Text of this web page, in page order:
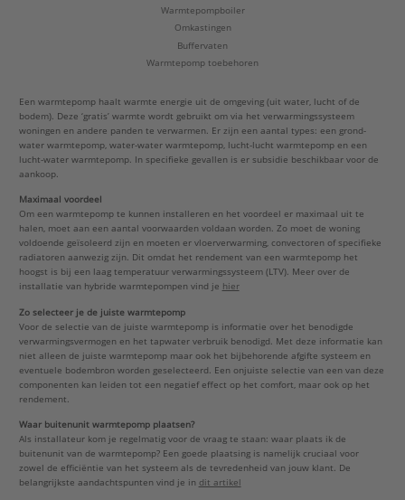
Warmtepompboiler
Omkastingen
Buffervaten
Warmtepomp toebehoren
Een warmtepomp haalt warmte energie uit de omgeving (uit water, lucht of de
bodem). Deze ‘gratis’ warmte wordt gebruikt om via het verwarmingssysteem
woningen en andere panden te verwarmen. Er zijn een aantal types: een grond-
water warmtepomp, water-water warmtepomp, lucht-lucht warmtepomp en een
lucht-water warmtepomp. In specifieke gevallen is er subsidie beschikbaar voor de
aankoop.
Maximaal voordeel
Om een warmtepomp te kunnen installeren en het voordeel er maximaal uit te
halen, moet aan een aantal voorwaarden voldaan worden. Zo moet de woning
voldoende geïsoleerd zijn en moeten er vloerverwarming, convectoren of specifieke
radiatoren aanwezig zijn. Dit omdat het rendement van een warmtepomp het
hoogst is bij een laag temperatuur verwarmingssysteem (LTV). Meer over de
installatie van hybride warmtepompen vind je hier
Zo selecteer je de juiste warmtepomp
Voor de selectie van de juiste warmtepomp is informatie over het benodigde
verwarmingsvermogen en het tapwater verbruik benodigd. Met deze informatie kan
niet alleen de juiste warmtepomp maar ook het bijbehorende afgifte systeem en
eventuele bodembron worden geselecteerd. Een onjuiste selectie van een van deze
componenten kan leiden tot een negatief effect op het comfort, maar ook op het
rendement.
Waar buitenunit warmtepomp plaatsen?
Als installateur kom je regelmatig voor de vraag te staan: waar plaats ik de
buitenunit van de warmtepomp? Een goede plaatsing is namelijk cruciaal voor
zowel de efficiëntie van het systeem als de tevredenheid van jouw klant. De
belangrijkste aandachtspunten vind je in dit artikel